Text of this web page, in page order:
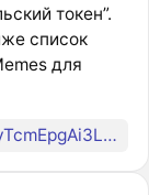
токен”.
список
для
F3XTBj4cD9AvqqbR5E6CZYigyTcmEpgAi3LqaX3pmoon